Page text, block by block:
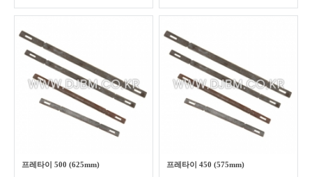
프레타이 500 (625mm) 프레타이 450 (575mm)